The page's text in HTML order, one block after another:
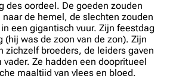
des oordeel. De goeden zouden
naar de hemel, de slechten zouden
een gigantisch vuur. Zijn feestdag
(hij was de zoon van de zon). Zijn
zichzelf broeders, de leiders gaven
Ze hadden een doopritueel
maaltijd van vlees en bloed.